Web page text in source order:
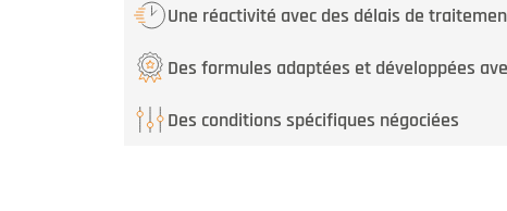
Une réactivité avec des délais de
Des formules adaptées et développées
Des conditions spécifiques négociées